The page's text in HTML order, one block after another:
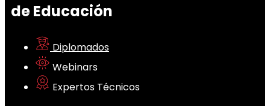
de Educación
Diplomados
Webinars
Expertos Técnicos